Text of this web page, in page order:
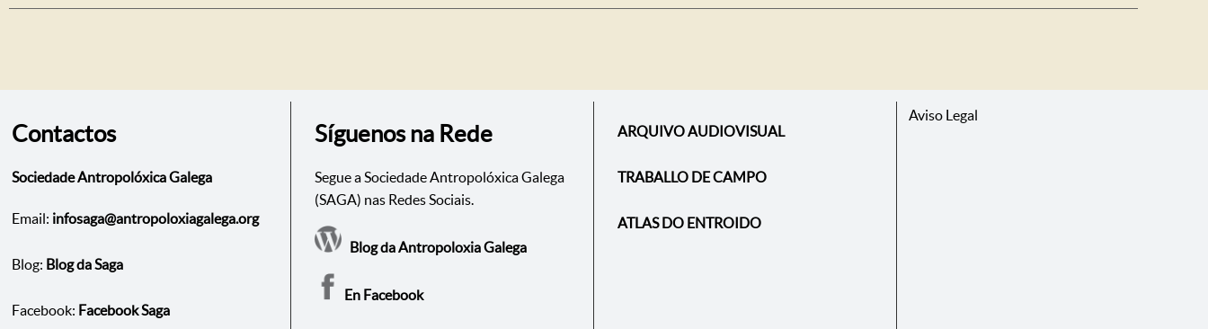
Contactos
Sociedade Antropolóxica Galega
Email: infosaga@antropoloxiagalega.org
Blog: Blog da Saga
Facebook: Facebook Saga
Síguenos na Rede
Segue a Sociedade Antropolóxica Galega
(SAGA) nas Redes Sociais.
Blog da Antropoloxia Galega
En Facebook
ARQUIVO AUDIOVISUAL
TRABALLO DE CAMPO
ATLAS DO ENTROIDO
Aviso Legal